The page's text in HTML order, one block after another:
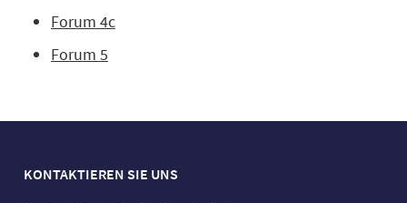
Forum 4c
Forum 5
KONTAKTIEREN SIE UNS